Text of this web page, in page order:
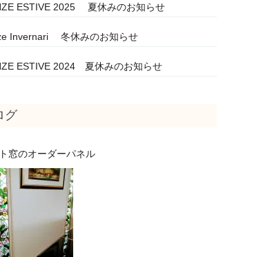
ESTIVE 2025 夏休みのお知らせ
Invernari 冬休みのお知らせ
ESTIVE 2024 夏休みのお知らせ
グ
窓のオーダーパネル